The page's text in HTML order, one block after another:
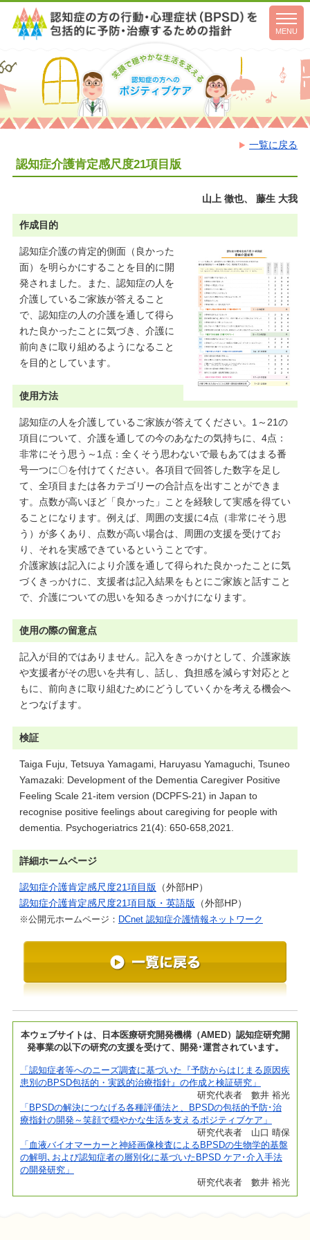
toggle
MENU
一覧に戻る
認知症介護肯定感尺度21項目版
山上 徹也、 藤生 大我
作成目的
認知症介護の肯定的側面（良かった
面）を明らかにすることを目的に開
発されました。また、認知症の人を
介護しているご家族が答えること
で、認知症の人の介護を通して得ら
れた良かったことに気づき、介護に
前向きに取り組めるようになること
を目的としています。
使用方法
認知症の人を介護しているご家族が答えてください。1～21の
項目について、介護を通しての今のあなたの気持ちに、4点：
非常にそう思う～1点：全くそう思わないで最もあてはまる番
号一つに〇を付けてください。各項目で回答した数字を足し
て、全項目または各カテゴリーの合計点を出すことができま
す。点数が高いほど「良かった」ことを経験して実感を得てい
ることになります。例えば、周囲の支援に4点（非常にそう思
う）が多くあり、点数が高い場合は、周囲の支援を受けてお
り、それを実感できているということです。
介護家族は記入により介護を通して得られた良かったことに気
づくきっかけに、支援者は記入結果をもとにご家族と話すこと
で、介護についての思いを知るきっかけになります。
使用の際の留意点
記入が目的ではありません。記入をきっかけとして、介護家族
や支援者がその思いを共有し、話し、負担感を減らす対応とと
もに、前向きに取り組むためにどうしていくかを考える機会へ
とつなげます。
検証
Taiga Fuju, Tetsuya Yamagami, Haruyasu Yamaguchi, Tsuneo
Yamazaki: Development of the Dementia Caregiver Positive
Feeling Scale 21-item version (DCPFS-21) in Japan to
recognise positive feelings about caregiving for people with
dementia. Psychogeriatrics 21(4): 650-658,2021.
詳細ホームページ
認知症介護肯定感尺度21項目版 （外部HP）
認知症介護肯定感尺度21項目版・英語版 （外部HP）
※公開元ホームページ： DCnet 認知症介護情報ネットワーク
本ウェブサイトは、日本医療研究開発機構（AMED）認知症研究開
発事業の以下の研究の支援を受けて、開発･運営されています。
「認知症者等へのニーズ調査に基づいた『予防からはじまる原因疾
患別のBPSD包括的・実践的治療指針』の作成と検証研究」
研究代表者 數井 裕光
「BPSDの解決につなげる各種評価法と、BPSDの包括的予防･治
療指針の開発～笑顔で穏やかな生活を支えるポジティブケア」
研究代表者 山口 晴保
「血液バイオマーカーと神経画像検査によるBPSDの生物学的基盤
の解明､および認知症者の層別化に基づいたBPSD ケア･介入手法
の開発研究」
研究代表者 數井 裕光